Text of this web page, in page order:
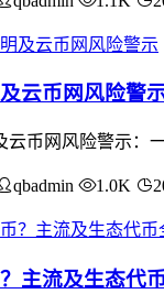
云币网风险警
云币网风险警示：
qbadmin 1.0K
主流及生态代